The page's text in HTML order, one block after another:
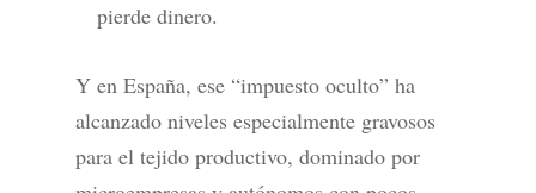
pierde dinero.
Y en España, ese “impuesto oculto” ha
alcanzado niveles especialmente gravosos
para el tejido productivo, dominado por